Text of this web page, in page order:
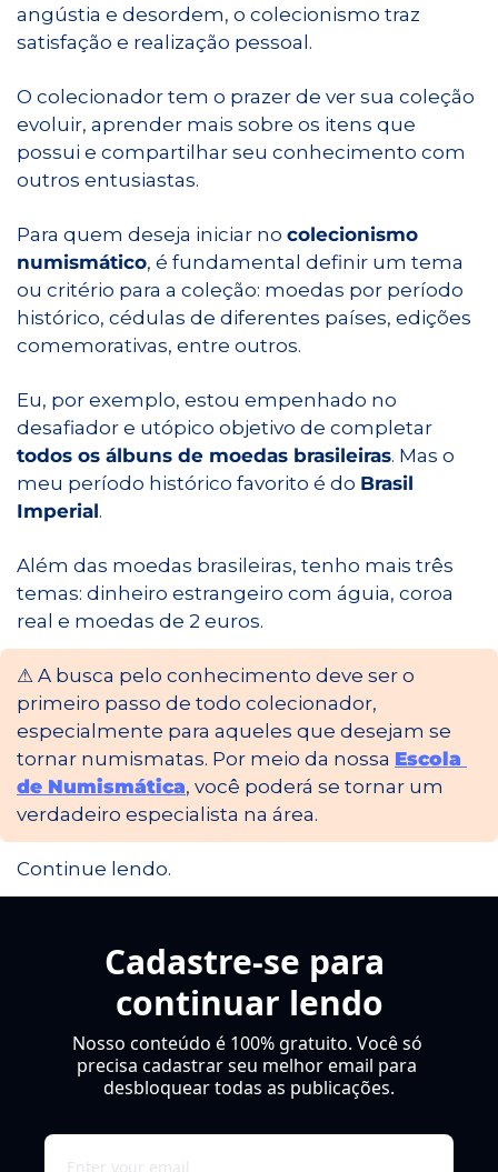
angústia e desordem, o colecionismo traz
satisfação e realização pessoal.
O colecionador tem o prazer de ver sua coleção
evoluir, aprender mais sobre os itens que
possui e compartilhar seu conhecimento com
outros entusiastas.
Para quem deseja iniciar no colecionismo
numismático, é fundamental definir um tema
ou critério para a coleção: moedas por período
histórico, cédulas de diferentes países, edições
comemorativas, entre outros.
Eu, por exemplo, estou empenhado no
todos os álbuns de moedas brasileiras. Mas o
meu período histórico favorito é do Brasil
Imperial.
Além das moedas brasileiras, tenho mais três
temas: dinheiro estrangeiro com águia, coroa
real e moedas de 2 euros.
⚠️ A busca pelo conhecimento deve ser o
primeiro passo de todo colecionador,
especialmente para aqueles que desejam se
tornar numismatas. Por meio da nossa Escola
de Numismática, você poderá se tornar um
verdadeiro especialista na área.
Continue lendo.
Cadastre-se para
continuar lendo
Nosso conteúdo é 100% gratuito. Você só
precisa cadastrar seu melhor email para
desbloquear todas as publicações.